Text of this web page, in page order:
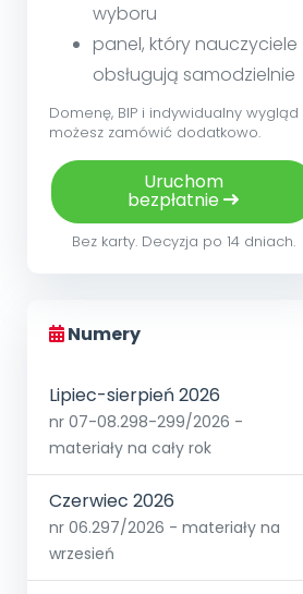
wyboru
panel, który nauczyciele
obsługują samodzielnie
Domenę, BIP i indywidualny wygląd
możesz zamówić dodatkowo.
Uruchom
bezpłatnie
Bez karty. Decyzja po 14 dniach.
Numery
Lipiec-sierpień 2026
nr 07-08.298-299/2026 -
materiały na cały rok
Czerwiec 2026
nr 06.297/2026 - materiały na
wrzesień